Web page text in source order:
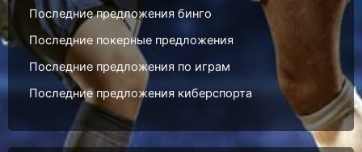
Последние предложения бинго
Последние покерные предложения
Последние предложения по играм
Последние предложения киберспорта